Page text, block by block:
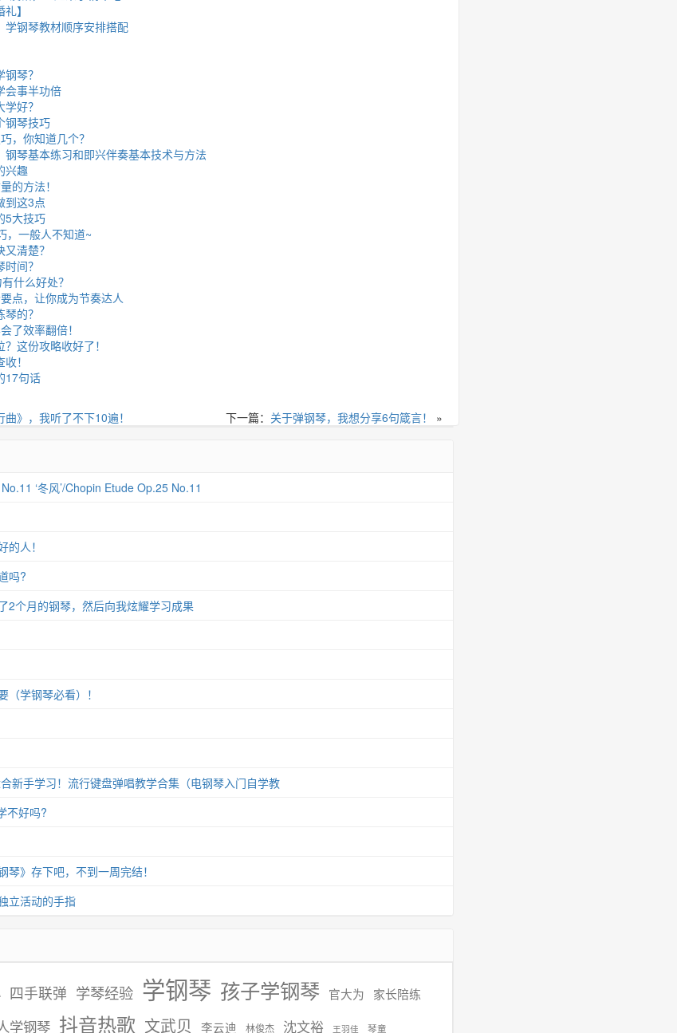
】
钢琴教材顺序安排搭配
琴？
会事半功倍
好？
钢琴技巧
，你知道几个？
琴基本练习和即兴伴奏基本技术与方法
兴趣
的方法！
到这3点
5大技巧
，一般人不知道~
清楚？
间？
什么好处？
点，让你成为节奏达人
的？
了效率翻倍！
这份攻略收好了！
！
17句话
下一篇： 关于弹钢琴，我想分享6句箴言！ »
》，我听了不下10遍！
‘冬风’/Chopin Etude Op.25 No.11
人！
吗?
2个月的钢琴，然后向我炫耀学习成果
学钢琴必看）！
新手学习！流行键盘弹唱教学合集（电钢琴入门自学教
不好吗?
》存下吧，不到一周完结！
立活动的手指
四手联弹 学琴经验 学钢琴 孩子学钢琴 官大为 家长陪练
学钢琴 抖音热歌 文武贝 李云迪 林俊杰 沈文裕 王羽佳 琴童